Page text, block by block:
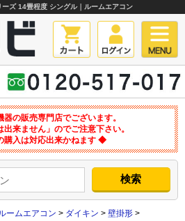
ズ 14畳程度 シングル｜ルームエアコン
の販売専門店でございます。
来ません」のでご注意下さい。
購入は対応出来かねます ◆
ームエアコン > ダイキン > 壁掛形 >